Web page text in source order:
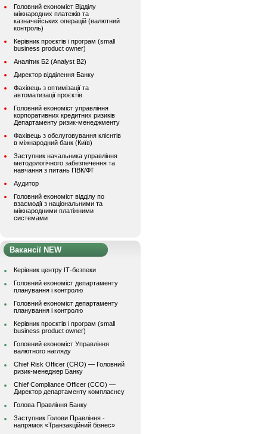
Головний економіст Відділу
міжнародних платежів та
казначейських операцій (валютний
контроль)
Керівник проєктів і програм (small
business product owner)
Аналітик Б2 (Analyst B2)
Директор відділення Банку
Фахівець з оптимізації та
автоматизації проєктів
Головний економіст управління
корпоративних кредитних ризиків
Департаменту ризик-менеджменту
Фахівець з обслуговування клієнтів
в міжнародний банк (Київ)
Заступник начальника управління
методологічного забезпечення та
навчання з питань ПВК/ФТ
Аудитор
Головний економіст відділу по
взаємодії з національними та
міжнародними платіжними
системами
Вакансії NEW
Керівник центру ІТ-безпеки
Головний економіст департаменту
планування і контролю
Головний економіст департаменту
планування і контролю
Керівник проєктів і програм (small
business product owner)
Головний економіст Управління
валютного нагляду
Chief Risk Officer (CRO) — Головний
ризик-менеджер Банку
Chief Compliance Officer (CCO) —
Директор департаменту комплаєнсу
Голова Правління Банку
Заступник Голови Правління -
напрямок «Транзакційний бізнес»